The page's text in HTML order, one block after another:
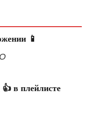
📱
в плейлисте